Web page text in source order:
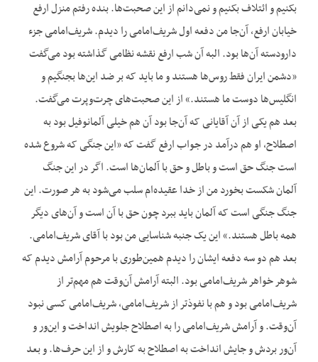
بکنیم و ائتلاف بکنیم و نمی‌دانم از این صحبت‌ها. بنده رفتم منزل ارفع
خیابان ارفع، آن‌جا من دفعه اول شریف‌امامی را دیدم. شریف‌امامی جزء
دارودسته آن‌ها بود. البه آن شب ارفع نقشه نظامی گذاشته بود می‌گفت
«دشمن ایران فقط روس‌ها هستند و ما باید که بر ضد این‌ها بجنگیم و
انگلیس‌ها دوست ما هستند.» از این صحبت‌های چرت‌وپرت می‌گفت.
بعد هم یکی از آن آقایانی که آن‌جا بود آن هم خیلی آلمانوفیل بود به
اصطلاح، او هم درآمد در جواب ارفع گفت که «این جنگی که شروع شده
است جنگ حق است و باطل و حق با آلمان‌ها است. اگر در این جنگ
آلمان شکست بخورد من از خدا عقیده‌ام سلب می‌شود به هر صورت. این
جنگ جنگی است که آلمان باید ببرد چون حق با آن است و آن‌های دیگر
همه باطل هستند.» این یک جنبه شناسایی من بود با آقای شریف‌امامی.
بعد هم دو سه دفعه ایشان را دیدم همین‌طوری با مرحوم آرامش دیدم که
شوهر خواهر شریف‌امامی بود. البته آرامش آن‌وقت هم مهم‌تر از
شریف‌امامی بود و هم با نفوذتر از شریف‌امامی، شریف‌امامی کسی نبود
آن‌وقت. و آرامش شریف‌امامی را به اصطلاح جلویش انداخت و این‌ور و
آن‌ور بردش و جایش انداخت به اصطلاح به کارش و از این حرف‌ها. و بعد